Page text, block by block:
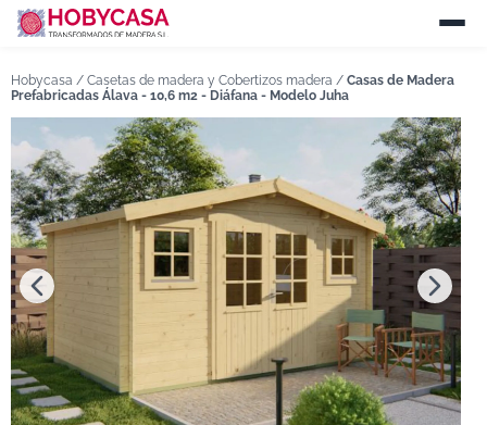
Hobycasa / Casetas de madera y Cobertizos madera / Casas de Madera
Prefabricadas Álava - 10,6 m2 - Diáfana - Modelo Juha